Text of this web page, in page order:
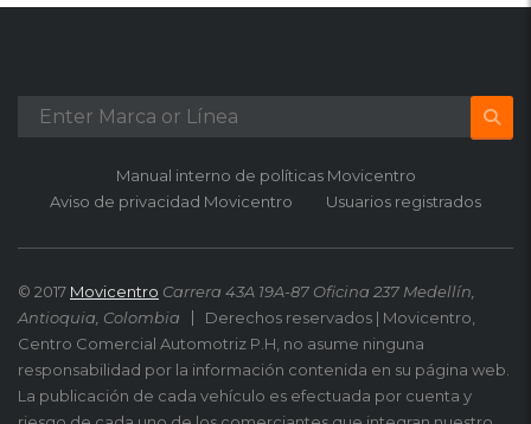
Manual interno de políticas Movicentro
Aviso de privacidad Movicentro
Usuarios registrados
© 2017 Movicentro Carrera 43A 19A-87 Oficina 237 Medellín,
Antioquia, Colombia
Derechos reservados | Movicentro,
Centro Comercial Automotriz P.H, no asume ninguna
responsabilidad por la información contenida en su página web.
La publicación de cada vehículo es efectuada por cuenta y